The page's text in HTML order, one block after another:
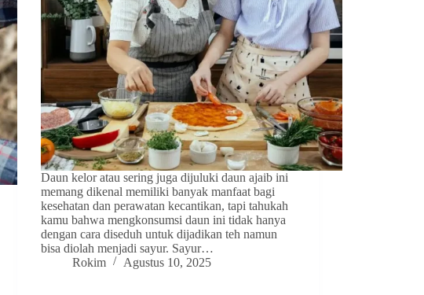
Daun kelor atau sering juga dijuluki daun ajaib ini
memang dikenal memiliki banyak manfaat bagi
kesehatan dan perawatan kecantikan, tapi tahukah
kamu bahwa mengkonsumsi daun ini tidak hanya
dengan cara diseduh untuk dijadikan teh namun
bisa diolah menjadi sayur. Sayur…
Rokim
Agustus 10, 2025